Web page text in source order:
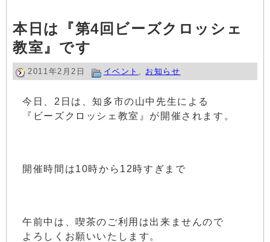
本日は『第4回ビーズクロッシェ
教室』です
2011年2月2日 イベント , お知らせ
今日、2日は、知多市の山中先生による
『ビーズクロッシェ教室』が開催されます。
開催時間は10時から12時すぎまで
午前中は、喫茶のご利用は出来ませんので
よろしくお願いいたします。